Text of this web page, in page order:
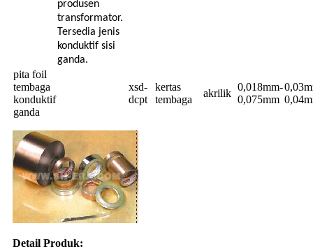
produsen
transformator.
Tersedia jenis
konduktif sisi
ganda.
pita foil
tembaga
konduktif
ganda
xsd-
dcpt
kertas
tembaga
akrilik
0,018mm-
0,075mm
Detail Produk: